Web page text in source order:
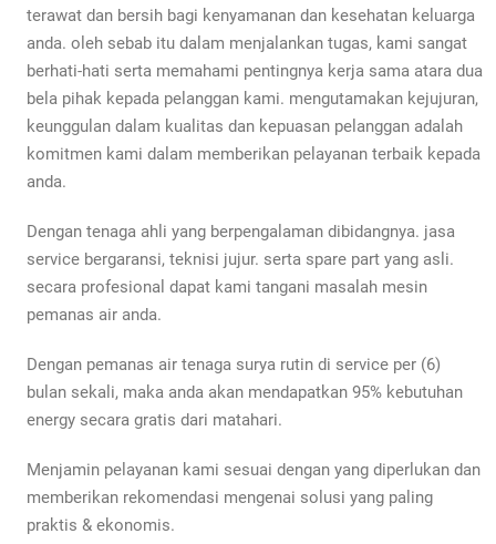
terawat dan bersih bagi kenyamanan dan kesehatan keluarga
anda. oleh sebab itu dalam menjalankan tugas, kami sangat
berhati-hati serta memahami pentingnya kerja sama atara dua
bela pihak kepada pelanggan kami. mengutamakan kejujuran,
keunggulan dalam kualitas dan kepuasan pelanggan adalah
komitmen kami dalam memberikan pelayanan terbaik kepada
anda.
Dengan tenaga ahli yang berpengalaman dibidangnya. jasa
service bergaransi, teknisi jujur. serta spare part yang asli.
secara profesional dapat kami tangani masalah mesin
pemanas air anda.
Dengan pemanas air tenaga surya rutin di service per (6)
bulan sekali, maka anda akan mendapatkan 95% kebutuhan
energy secara gratis dari matahari.
Menjamin pelayanan kami sesuai dengan yang diperlukan dan
memberikan rekomendasi mengenai solusi yang paling
praktis & ekonomis.